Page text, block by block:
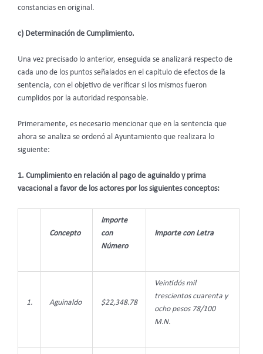
constancias en original.
c) Determinación de Cumplimiento.
Una vez precisado lo anterior, enseguida se analizará respecto de
cada uno de los puntos señalados en el capítulo de efectos de la
sentencia, con el objetivo de verificar si los mismos fueron
cumplidos por la autoridad responsable.
Primeramente, es necesario mencionar que en la sentencia que
ahora se analiza se ordenó al Ayuntamiento que realizara lo
siguiente:
1. Cumplimiento en relación al pago de aguinaldo y prima
vacacional a favor de los actores por los siguientes conceptos:
Concepto
Importe
con
Número
Importe con Letra
1. Aguinaldo $22,348.78
Veintidós mil
trescientos cuarenta y
ocho pesos 78/100
M.N.